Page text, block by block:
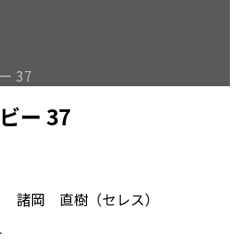
37
ー 37
岡 直樹（セレス）